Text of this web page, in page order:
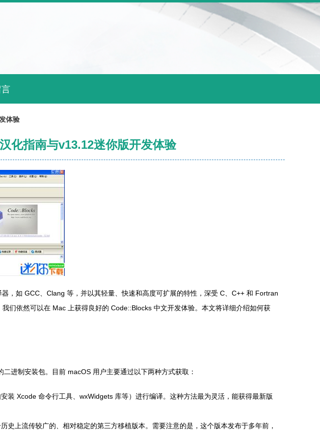
体验
化指南与v13.12迷你版开发体验
，如 GCC、Clang 等，并以其轻量、快速和高度可扩展的特性，深受 C、C++ 和 Fortran
们依然可以在 Mac 上获得良好的 Code::Blocks 中文开发体验。本文将详细介绍如何获
进制安装包。目前 macOS 用户主要通过以下两种方式获取：
Xcode 命令行工具、wxWidgets 库等）进行编译。这种方法最为灵活，能获得最新版
史上流传较广的、相对稳定的第三方移植版本。需要注意的是，这个版本发布于多年前，